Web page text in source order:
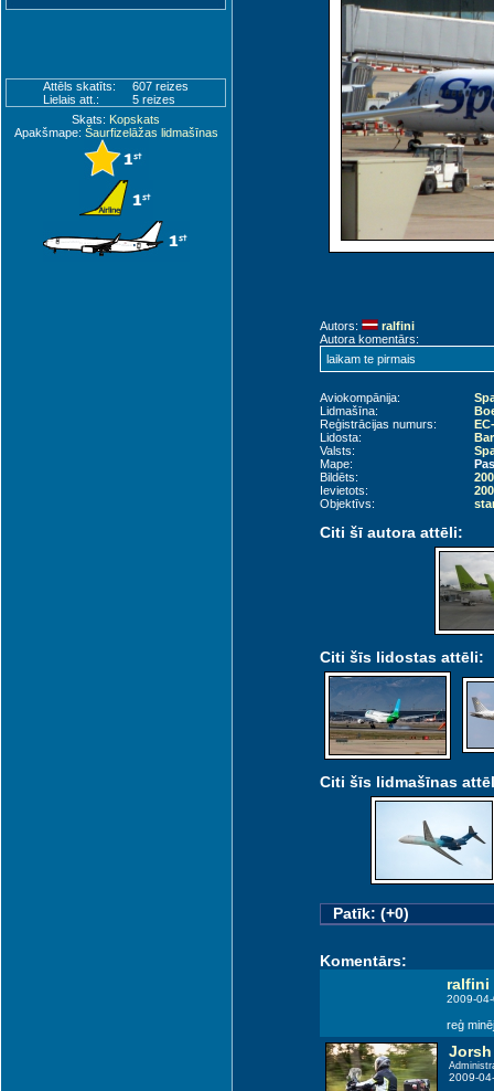
Attēls skatīts:
607 reizes
Lielais att.:
5 reizes
Skats: Kopskats
Apakšmape: Šaurfizelāžas lidmašīnas
Autors:
ralfini
Autora komentārs:
laikam te pirmais
Aviokompānija:
Lidmašīna:
Reģistrācijas numurs:
Lidosta:
Valsts:
Mape:
Bildēts:
Ievietots:
Objektīvs:
Citi šī autora attēli:
Citi šīs lidostas attēli:
Citi šīs lidmašīnas
Patīk: (+0)
Komentārs:
ralfini
2009-
reģ
Jorsh
2009-